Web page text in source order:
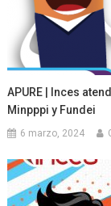
APURE | Inces
Minpppi y Fundei
6 marzo, 2024